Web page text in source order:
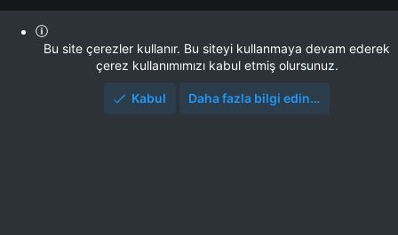
Bu site çerezler kullanır. Bu siteyi kullanmaya devam ederek
çerez kullanımımızı kabul etmiş olursunuz.
Kabul Daha fazla bilgi edin…